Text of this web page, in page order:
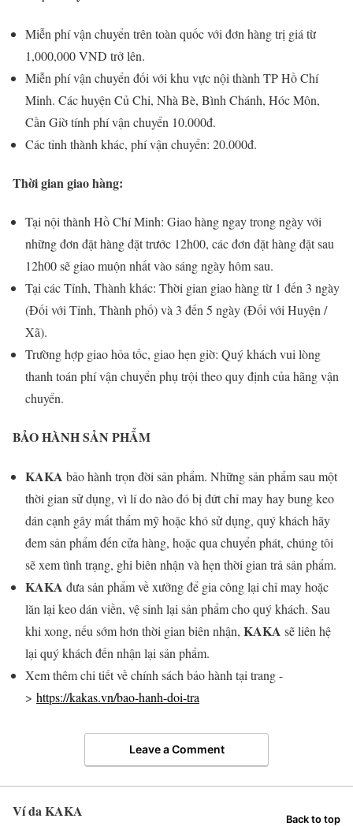
Miễn phí vận chuyển trên toàn quốc với đơn hàng trị giá từ
1,000,000 VND trở lên.
Miễn phí vận chuyển đối với khu vực nội thành TP Hồ Chí
Minh. Các huyện Củ Chi, Nhà Bè, Bình Chánh, Hóc Môn,
Cần Giờ tính phí vận chuyển 10.000đ.
Các tỉnh thành khác, phí vận chuyển: 20.000đ.
Thời gian giao hàng:
Tại nội thành Hồ Chí Minh: Giao hàng ngay trong ngày với
những đơn đặt hàng đặt trước 12h00, các đơn đặt hàng đặt sau
12h00 sẽ giao muộn nhất vào sáng ngày hôm sau.
Tại các Tỉnh, Thành khác: Thời gian giao hàng từ 1 đến 3 ngày
(Đối với Tỉnh, Thành phố) và 3 đến 5 ngày (Đối với Huyện /
Xã).
Trường hợp giao hỏa tốc, giao hẹn giờ: Quý khách vui lòng
thanh toán phí vận chuyển phụ trội theo quy định của hãng vận
chuyển.
BẢO HÀNH SẢN PHẨM
KAKA bảo hành trọn đời sản phẩm. Những sản phẩm sau một
thời gian sử dụng, vì lí do nào đó bị đứt chỉ may hay bung keo
dán cạnh gây mất thẩm mỹ hoặc khó sử dụng, quý khách hãy
đem sản phẩm đến cửa hàng, hoặc qua chuyển phát, chúng tôi
sẽ xem tình trạng, ghi biên nhận và hẹn thời gian trả sản phẩm.
KAKA đưa sản phẩm về xưởng để gia công lại chỉ may hoặc
lăn lại keo dán viền, vệ sinh lại sản phẩm cho quý khách. Sau
khi xong, nếu sớm hơn thời gian biên nhận, KAKA sẽ liên hệ
lại quý khách đến nhận lại sản phẩm.
Xem thêm chi tiết về chính sách bảo hành tại trang -
> https://kakas.vn/bao-hanh-doi-tra
Leave a Comment
Ví da KAKA Back to top